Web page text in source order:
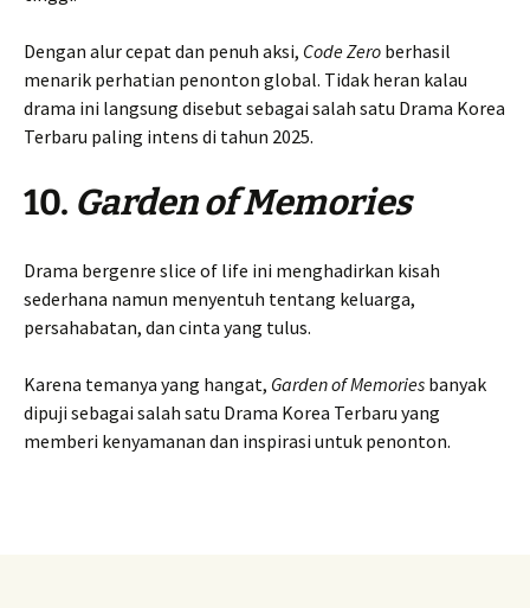
Dengan alur cepat dan penuh aksi, Code Zero berhasil
menarik perhatian penonton global. Tidak heran kalau
drama ini langsung disebut sebagai salah satu Drama Korea
Terbaru paling intens di tahun 2025.
10. Garden of Memories
Drama bergenre slice of life ini menghadirkan kisah
sederhana namun menyentuh tentang keluarga,
persahabatan, dan cinta yang tulus.
Karena temanya yang hangat, Garden of Memories banyak
dipuji sebagai salah satu Drama Korea Terbaru yang
memberi kenyamanan dan inspirasi untuk penonton.